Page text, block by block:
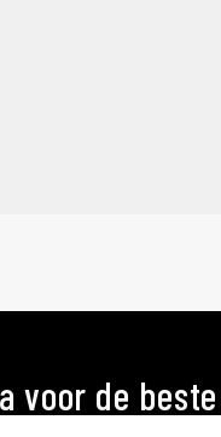
voor de